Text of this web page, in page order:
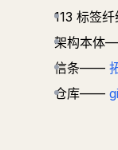
113 标签
架构本体
信条——
仓库——